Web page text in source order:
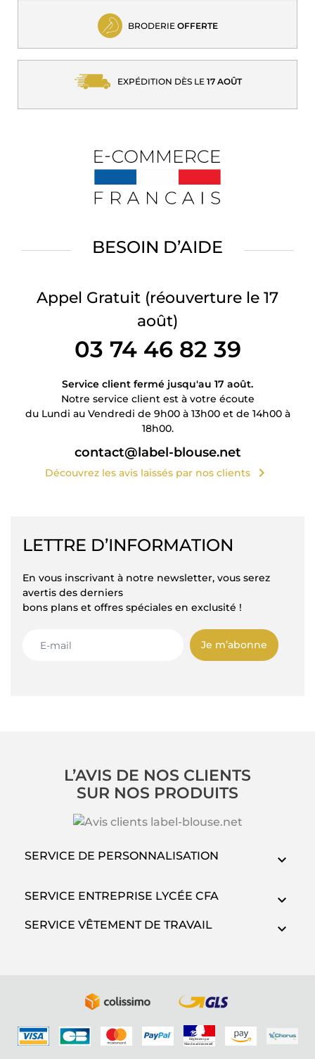
BRODERIE OFFERTE
EXPÉDITION DÈS LE 17 AOÛT
BESOIN D’AIDE
Appel Gratuit (réouverture le 17
août)
03 74 46 82 39
Service client fermé jusqu'au 17 août.
Notre service client est à votre écoute
du Lundi au Vendredi de 9h00 à 13h00 et de 14h00 à
18h00.
contact@label-blouse.net
Découvrez les avis laissés par nos clients chevron_right
LETTRE D’INFORMATION
En vous inscrivant à notre newsletter, vous serez
avertis des derniers
bons plans et offres spéciales en exclusité !
Je m’abonne
L’AVIS DE NOS CLIENTS
SUR NOS PRODUITS
SERVICE DE PERSONNALISATION
SERVICE ENTREPRISE LYCÉE CFA
SERVICE VÊTEMENT DE TRAVAIL